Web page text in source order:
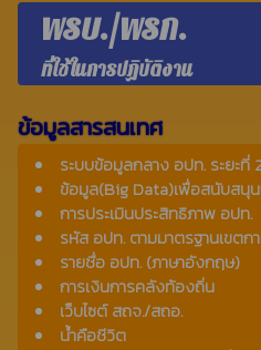
พรบ./พรก.
ที่ใช้ในการปฏิบัติงาน
ข้อมูลสารสนเทศ
ระบบข้อมูลกลาง อปท. ระยะที่
ข้อมูล(Big Data)เพื่อสนับสนุน
การประเมินประสิทธิภาพ อปท.
รหัส อปท. ตามมาตรฐานเขต
รายชื่อ อปท. (ภาษาอังกฤษ)
การเงินการคลังท้องถิ่น
เว็บไซต์ สถจ./สถอ.
น้ำคือชีวิต